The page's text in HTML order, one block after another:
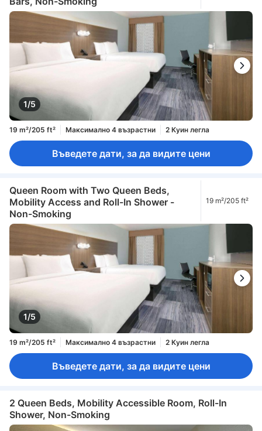
1/5
19 m²/205 ft² Максимално 4 възрастни 2 Куин легла
Въведете дати, за да видите цени
Queen Room with Two Queen Beds,
Mobility Access and Roll-In Shower -
Non-Smoking
19 m²/205 ft²
1/5
19 m²/205 ft² Максимално 4 възрастни 2 Куин легла
Въведете дати, за да видите цени
2 Queen Beds, Mobility Accessible Room, Roll-In
Shower, Non-Smoking